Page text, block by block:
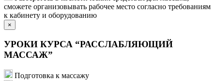
сможете организовывать рабочее место согласно требованиям
к кабинету и оборудованию
×
УРОКИ КУРСА “РАССЛАБЛЯЮЩИЙ
МАССАЖ”
Подготовка к массажу